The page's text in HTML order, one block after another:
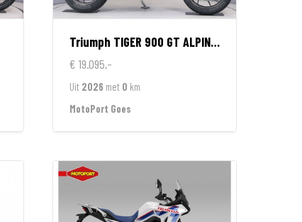
Triumph TIGER 900 GT ALPINE EDITION
€ 19.095,-
Uit 2026 met 0 km
MotoPort Goes